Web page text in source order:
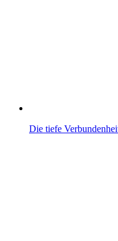
Die tiefe